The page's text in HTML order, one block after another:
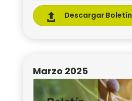
 Descargar Boletín
Marzo 2025